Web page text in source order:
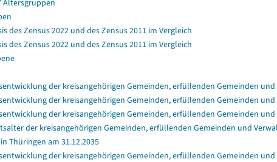
Altersgruppen
des Zensus 2022 und des Zensus 2011 im Vergleich
des Zensus 2022 und des Zensus 2011 im Vergleich
der kreisangehörigen Gemeinden, erfüllenden Gemeinden
der kreisangehörigen Gemeinden, erfüllenden Gemeinden
der kreisangehörigen Gemeinden, erfüllenden Gemeinden
der kreisangehörigen Gemeinden, erfüllenden Gemeinden und
Thüringen am 31.12.2035
der kreisangehörigen Gemeinden, erfüllenden Gemeinden